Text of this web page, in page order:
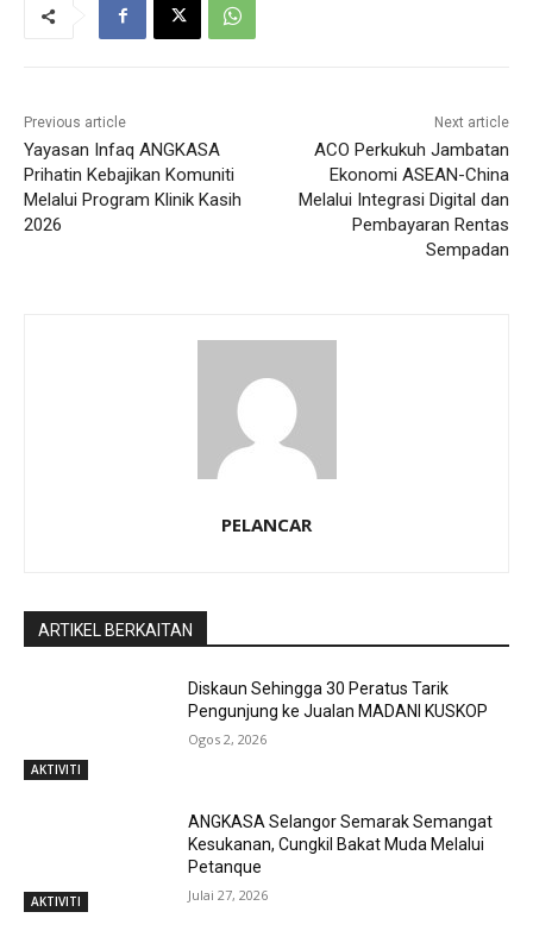
Previous article
Yayasan Infaq ANGKASA
Prihatin Kebajikan Komuniti
Melalui Program Klinik Kasih
2026
Next article
ACO Perkukuh Jambatan
Ekonomi ASEAN-China
Melalui Integrasi Digital dan
Pembayaran Rentas
Sempadan
PELANCAR
ARTIKEL BERKAITAN
AKTIVITI
Diskaun Sehingga 30 Peratus Tarik
Pengunjung ke Jualan MADANI KUSKOP
Ogos 2, 2026
AKTIVITI
ANGKASA Selangor Semarak Semangat
Kesukanan, Cungkil Bakat Muda Melalui
Petanque
Julai 27, 2026